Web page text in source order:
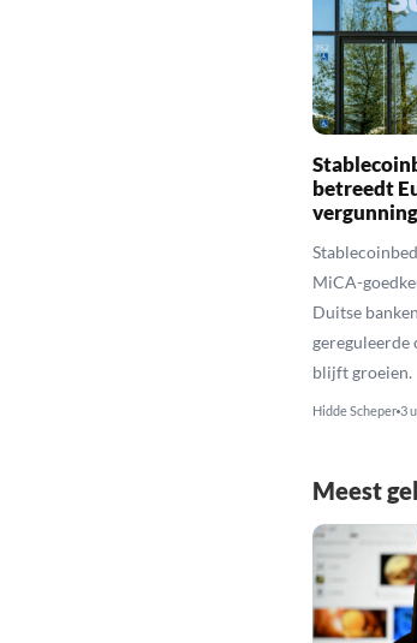
betreedt
vergunning
MiCA-
Duitse
gereguleerde
blijft groeien.
Hidde Scheper 3
Meest